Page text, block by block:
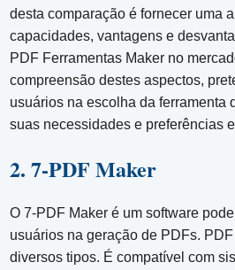
desta comparação é fornecer uma
capacidades, vantagens e
PDF Ferramentas Maker no
compreensão destes aspectos,
usuários na escolha da ferramenta
suas necessidades e preferências
2. 7-PDF Maker
O 7-PDF Maker é um software
usuários na geração de PDFs.
diversos tipos. É compatível com